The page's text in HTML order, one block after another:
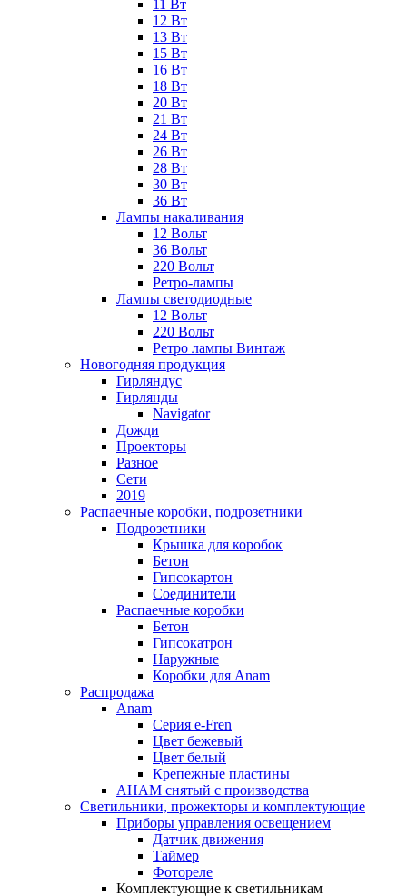
11 Вт
12 Вт
13 Вт
15 Вт
16 Вт
18 Вт
20 Вт
21 Вт
24 Вт
26 Вт
28 Вт
30 Вт
36 Вт
Лампы накаливания
12 Вольт
36 Вольт
220 Вольт
Ретро-лампы
Лампы светодиодные
12 Вольт
220 Вольт
Ретро лампы Винтаж
Новогодняя продукция
Гирляндус
Гирлянды
Navigator
Дожди
Проекторы
Разное
Сети
2019
Распаечные коробки, подрозетники
Подрозетники
Крышка для коробок
Бетон
Гипсокартон
Соединители
Распаечные коробки
Бетон
Гипсокатрон
Наружные
Коробки для Anam
Распродажа
Anam
Серия e-Fren
Цвет бежевый
Цвет белый
Крепежные пластины
AHAM снятый с производства
Светильники, прожекторы и комплектующие
Приборы управления освещением
Датчик движения
Таймер
Фотореле
Комплектующие к светильникам